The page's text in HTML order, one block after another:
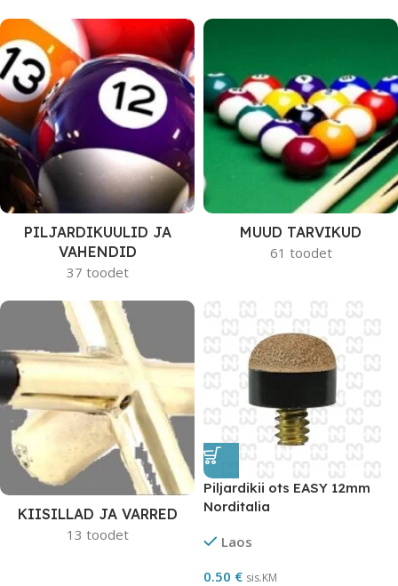
PILJARDIKUULID JA
VAHENDID
37 toodet
MUUD TARVIKUD
61 toodet
KIISILLAD JA VARRED
13 toodet
Piljardikii ots EASY 12mm
Norditalia
Laos
0.50 € sis.KM